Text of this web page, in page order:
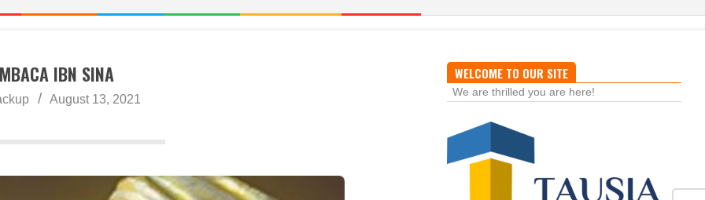
IBN SINA
August 13, 2021
WELCOME TO OUR SITE
We are thrilled you are here!